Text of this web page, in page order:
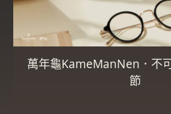
萬年龜KameManNen．不
節